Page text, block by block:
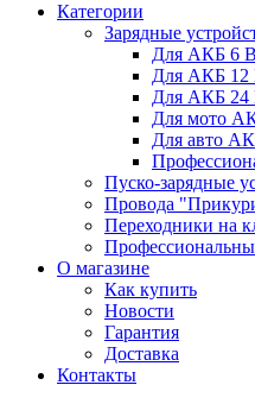
Категории
Зарядные
Для АКБ 6
Для АКБ 12
Для АКБ 24
Для мото
Для авто
Пуско-зарядные
Провода
Переходники на
О магазине
Как купить
Новости
Гарантия
Доставка
Контакты